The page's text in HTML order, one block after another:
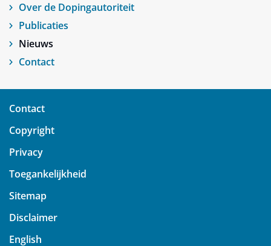
Over de Dopingautoriteit
Publicaties
Nieuws
Contact
Contact
Copyright
Privacy
Toegankelijkheid
Sitemap
Disclaimer
English